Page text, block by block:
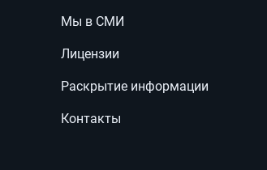
Мы в СМИ
Лицензии
Раскрытие информации
Контакты